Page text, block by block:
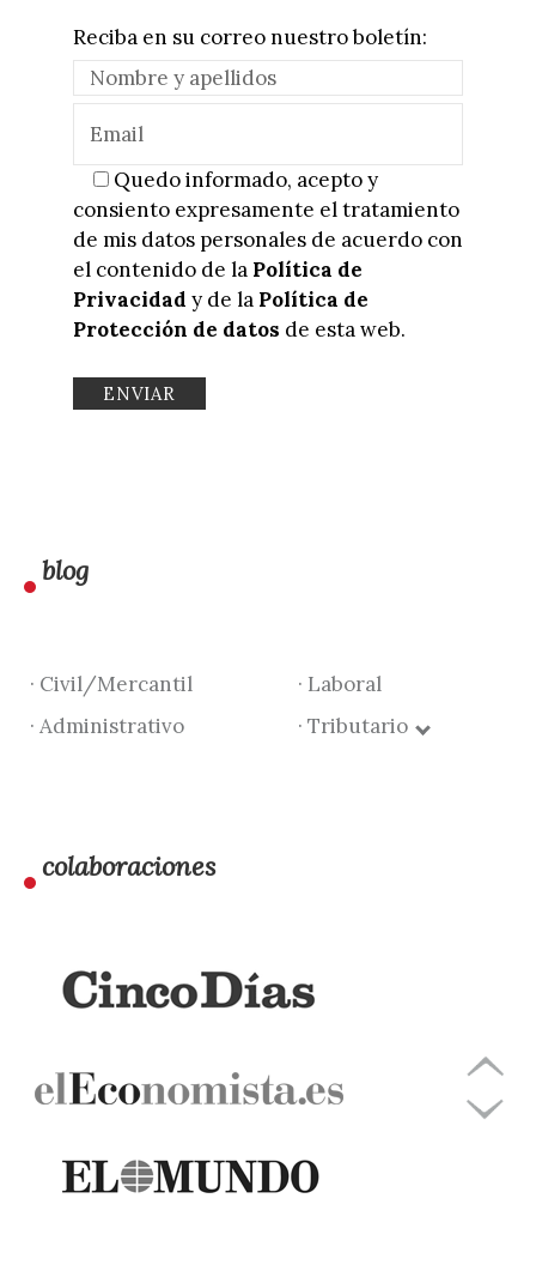
Reciba en su correo nuestro boletín:
Quedo informado, acepto y
consiento expresamente el tratamiento
de mis datos personales de acuerdo con
el contenido de la Política de
Privacidad y de la Política de
Protección de datos de esta web.
blog
· Civil/Mercantil
· Laboral
· Administrativo
· Tributario
colaboraciones